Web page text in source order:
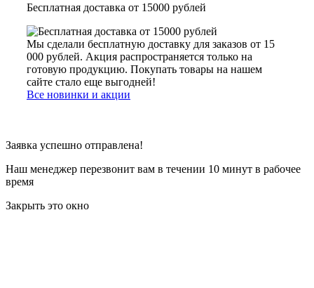
Бесплатная доставка от 15000 рублей
Мы сделали бесплатную доставку для заказов от 15
000 рублей. Акция распространяется только на
готовую продукцию. Покупать товары на нашем
сайте стало еще выгодней!
Все новинки и акции
Заявка успешно отправлена!
Наш менеджер перезвонит вам в течении 10 минут в рабочее
время
Закрыть это окно